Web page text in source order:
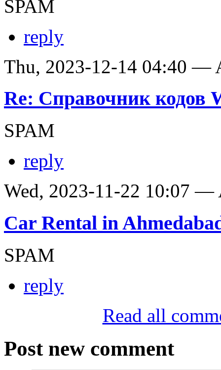
SPAM
reply
Thu, 2023-12-14 04:40 —
Re: Справочник кодов
SPAM
reply
Wed, 2023-11-22 10:07 —
Car Rental in
SPAM
reply
Read all
Post new comment